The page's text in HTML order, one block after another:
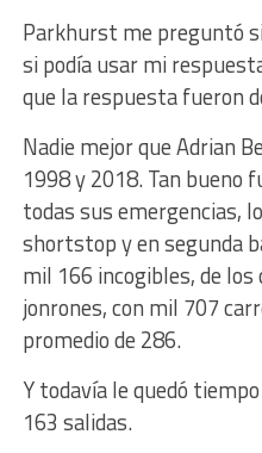
Parkhurst me preguntó
si podía usar mi
que la respuesta fueron
Nadie mejor que Adrian
1998 y 2018. Tan bueno
todas sus emergencias,
shortstop y en segunda
mil 166 incogibles, de
jonrones, con mil 707
promedio de 286.
Y todavía le quedó
163 salidas.